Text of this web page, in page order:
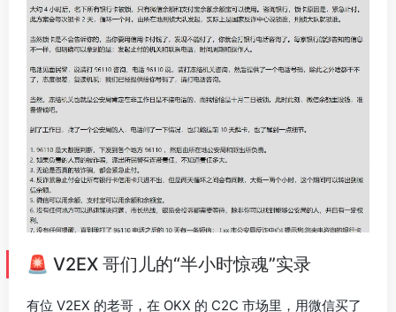
🚨 V2EX 哥们儿的“半小时惊魂”实录
有位 V2EX 的老哥，在 OKX 的 C2C 市场里，用微信买了